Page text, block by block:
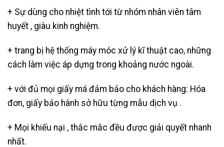
+ Sự dùng cho nhiệt tình tới từ nhóm nhân viên tâm
huyết , giàu kinh nghiệm.
+ trang bị hệ thống máy móc xử lý kĩ thuật cao, những
cách làm việc áp dựng trong khoảng nước ngoài.
+ với đủ mọi giấy má đảm bảo cho khách hàng: Hóa
đơn, giấy bảo hành sở hữu từng mẫu dịch vụ .
+ Mọi khiếu nại , thắc mắc đều được giải quyết nhanh
nhất.